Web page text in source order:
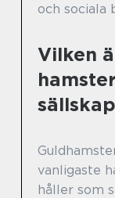
och sociala
Vilken
vanligaste
håller som